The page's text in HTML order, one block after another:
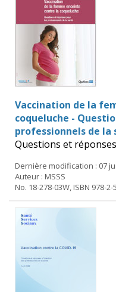
Vaccination de la
coqueluche -
professionnels de la
Questions et réponses
Dernière modification : 07
Auteur : MSSS
No. 18-278-03W, ISBN 978-